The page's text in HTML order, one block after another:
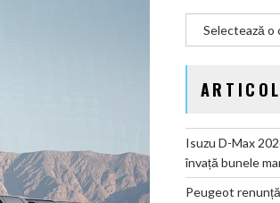
Isuzu D-Max
învață bunele
Peugeot